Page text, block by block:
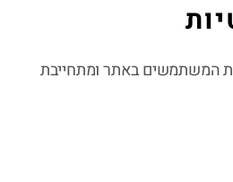
המשתמשים באתר ומתחייבת